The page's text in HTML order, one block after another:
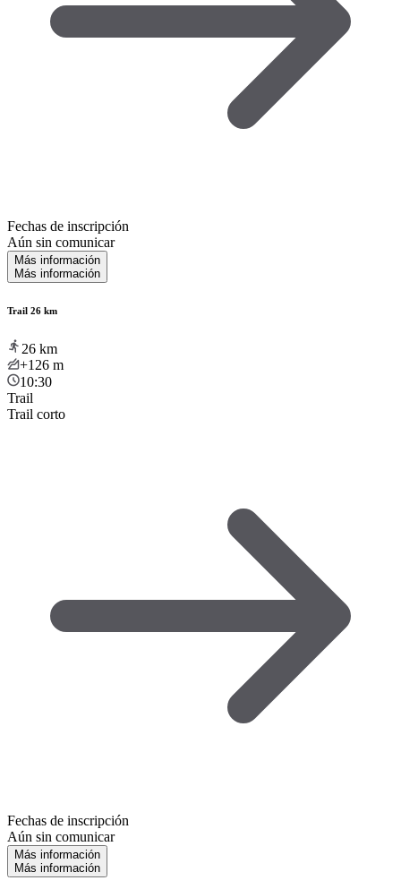
Fechas de inscripción
Aún sin comunicar
Más información
Más información
Trail 26 km
26 km
+126 m
10:30
Trail
Trail corto
Fechas de inscripción
Aún sin comunicar
Más información
Más información